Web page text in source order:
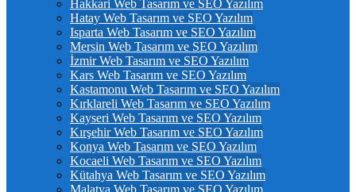
Hakkari Web Tasarım ve SEO Yazılım
Hatay Web Tasarım ve SEO Yazılım
Isparta Web Tasarım ve SEO Yazılım
Mersin Web Tasarım ve SEO Yazılım
İzmir Web Tasarım ve SEO Yazılım
Kars Web Tasarım ve SEO Yazılım
Kastamonu Web Tasarım ve SEO Yazılım
Kırklareli Web Tasarım ve SEO Yazılım
Kayseri Web Tasarım ve SEO Yazılım
Kırşehir Web Tasarım ve SEO Yazılım
Konya Web Tasarım ve SEO Yazılım
Kocaeli Web Tasarım ve SEO Yazılım
Kütahya Web Tasarım ve SEO Yazılım
Malatya Web Tasarım ve SEO Yazılım